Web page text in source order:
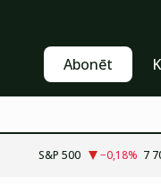
Abonēt
S&P 500 −0,18% 7